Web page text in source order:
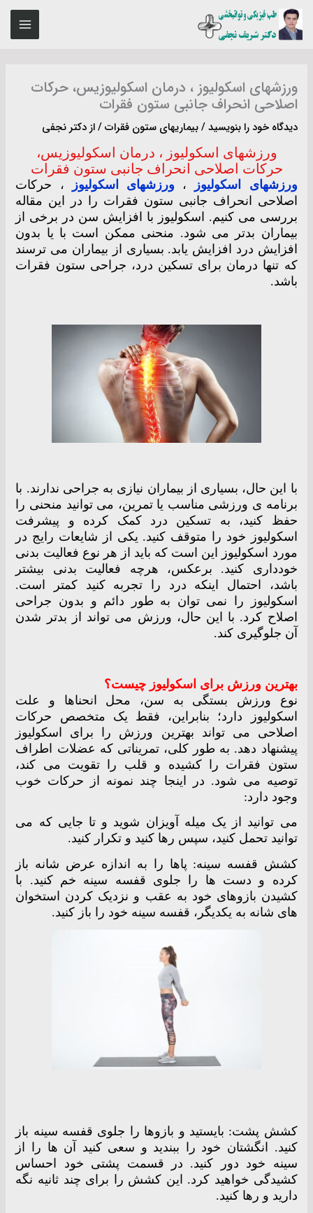
پرش
ورزشهای اسکولیوز ، درمان اسکولیوزیس، حرکات
اصلاحی انحراف جانبی ستون فقرات
دیدگاه‌ خود را بنویسید/بیماریهای ستون فقرات/ ازدکتر نجفی
ورزشهای اسکولیوز ، درمان اسکولیوزیس،
حرکات اصلاحی انحراف جانبی ستون فقرات
ورزشهای اسکولیوز ، ورزشهای اسکولیوز
، حرکات
اصلاحی انحراف جانبی ستون فقرات را در این مقاله
بررسی می کنیم. اسکولیوز با افزایش سن در برخی از
بیماران بدتر می شود. منحنی ممکن است با یا بدون
افزایش درد افزایش یابد. بسیاری از بیماران می ترسند
که تنها درمان برای تسکین درد، جراحی ستون فقرات
باشد.
با این حال، بسیاری از بیماران نیازی به جراحی ندارند. با
برنامه ی ورزشی مناسب یا تمرین، می توانید منحنی را
حفظ کنید، به تسکین درد کمک کرده و پیشرفت
اسکولیوز خود را متوقف کنید. یکی از شایعات رایج در
مورد اسکولیوز این است که باید از هر نوع فعالیت بدنی
خودداری کنید. برعکس، هرچه فعالیت بدنی بیشتر
باشد، احتمال اینکه درد را تجربه کنید کمتر است.
اسکولیوز را نمی توان به طور دائم و بدون جراحی
اصلاح کرد. با این حال، ورزش می تواند از بدتر شدن
آن جلوگیری کند.
بهترین ورزش برای اسکولیوز چیست؟
نوع ورزش بستگی به سن، محل انحناها و علت
اسکولیوز دارد؛ بنابراین، فقط یک متخصص حرکات
اصلاحی می تواند بهترین ورزش را برای اسکولیوز
پیشنهاد دهد. به طور کلی، تمریناتی که عضلات اطراف
ستون فقرات را کشیده و قلب را تقویت می کند،
توصیه می شود. در اینجا چند نمونه از حرکات خوب
وجود دارد:
می توانید از یک میله آویزان شوید و تا جایی که می
توانید تحمل کنید، سپس رها کنید و تکرار کنید.
کشش قفسه سینه: پاها را به اندازه عرض شانه باز
کرده و دست ها را جلوی قفسه سینه خم کنید. با
کشیدن بازوهای خود به عقب و نزدیک کردن استخوان
های شانه به یکدیگر، قفسه سینه خود را باز کنید.
کشش پشت: بایستید و بازوها را جلوی قفسه سینه باز
کنید. انگشتان خود را ببندید و سعی کنید آن ها را از
سینه خود دور کنید. در قسمت پشتی خود احساس
کشیدگی خواهید کرد. این کشش را برای چند ثانیه نگه
دارید و رها کنید.